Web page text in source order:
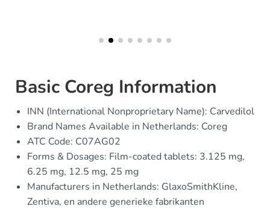
Basic Coreg Information
INN (International Nonproprietary Name): Carvedilol
Brand Names Available in Netherlands: Coreg
ATC Code: C07AG02
Forms & Dosages: Film-coated tablets: 3.125 mg,
6.25 mg, 12.5 mg, 25 mg
Manufacturers in Netherlands: GlaxoSmithKline,
Zentiva, en andere generieke fabrikanten